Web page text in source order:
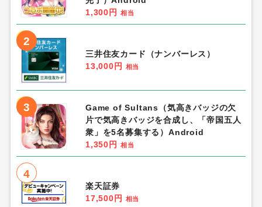
1,300円
相当
2
三井住友カード（ナンバーレス）
13,000円
相当
3
Game of Sultans（気高きバッジの欠
片で気高きバッジを合成し、「帝国五人
衆」を5名募集する）Android
1,350円
相当
4
楽天証券
17,500円
相当